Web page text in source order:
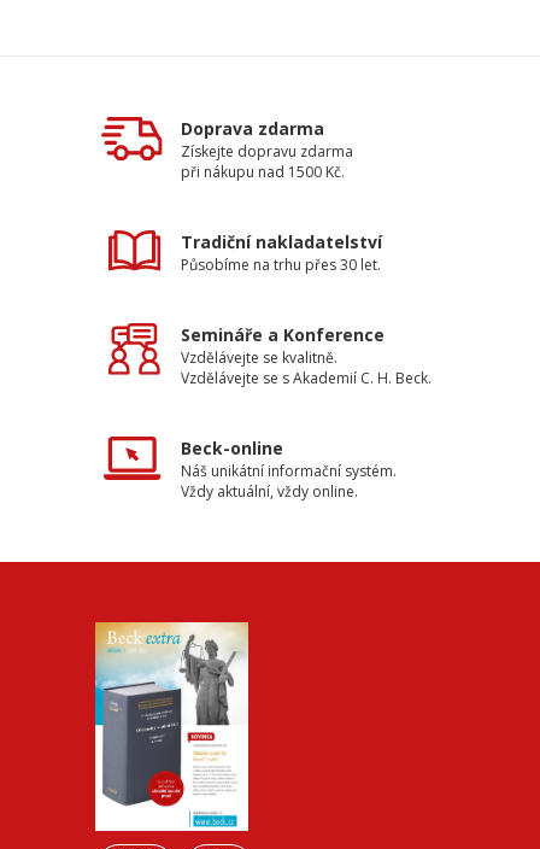
Doprava zdarma
Získejte dopravu zdarma
při nákupu nad 1500 Kč.
Tradiční nakladatelství
Působíme na trhu přes 30 let.
Semináře a Konference
Vzdělávejte se kvalitně.
Vzdělávejte se s Akademií C. H. Beck.
Beck-online
Náš unikátní informační systém.
Vždy aktuální, vždy online.